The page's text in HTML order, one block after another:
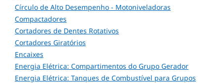
Círculo de Alto Desempenho - Motoniveladoras
Compactadores
Cortadores de Dentes Rotativos
Cortadores Giratórios
Encaixes
Energia Elétrica: Compartimentos do Grupo Gerador
Energia Elétrica: Tanques de Combustível para Grupos